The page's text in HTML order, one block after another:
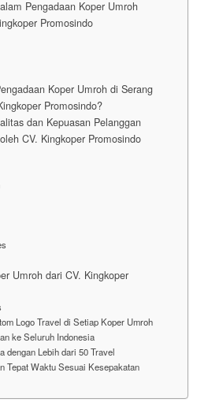
Pengadaan Koper Umroh
Promosindo
Koper Umroh di Serang
Promosindo?
dan Kepuasan Pelanggan
CV. Kingkoper Promosindo
Umroh dari CV. Kingkoper
Logo Travel di Setiap Koper Umroh
ke Seluruh Indonesia
dengan Lebih dari 50 Travel
Tepat Waktu Sesuai Kesepakatan